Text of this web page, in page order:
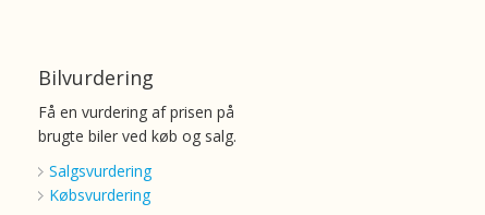
Bilvurdering
Få en vurdering af prisen på
brugte biler ved køb og salg.
Salgsvurdering
Købsvurdering